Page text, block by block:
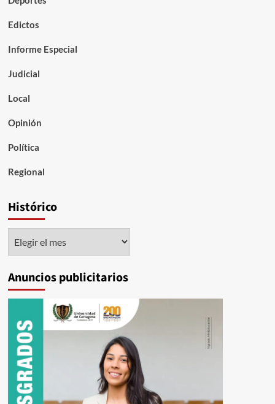
Edictos
Informe Especial
Judicial
Local
Opinión
Política
Regional
Histórico
Anuncios publicitarios